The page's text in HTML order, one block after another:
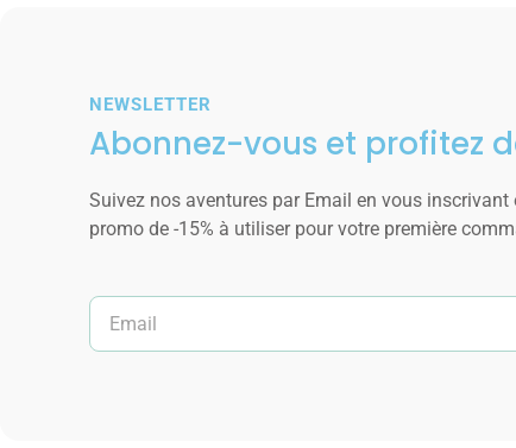
NEWSLETTER
Abonnez-vous et profitez
Suivez nos aventures par Email en vous inscrivant
promo de -15% à utiliser pour votre première